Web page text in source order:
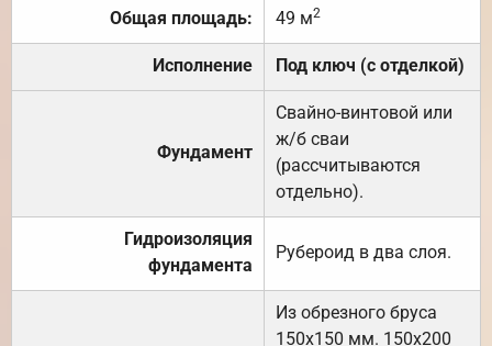
Общая площадь: 49 м2
Исполнение Под ключ (с отделкой)
Фундамент
Свайно-винтовой или
ж/б сваи
(рассчитываются
отдельно).
Гидроизоляция
фундамента
Рубероид в два слоя.
Из обрезного бруса
150х150 мм. 150х200